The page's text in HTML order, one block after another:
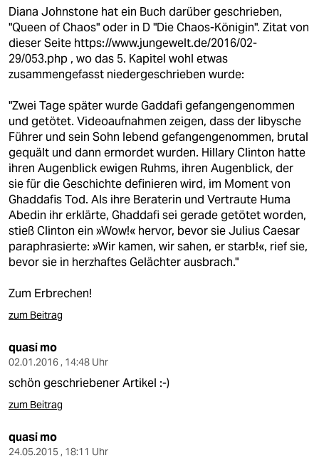
Diana Johnstone hat ein Buch darüber geschrieben,
"Queen of Chaos" oder in D "Die Chaos-Königin". Zitat von
dieser Seite https://www.jungewelt.de/2016/02-
29/053.php , wo das 5. Kapitel wohl etwas
zusammengefasst niedergeschrieben wurde:
"Zwei Tage später wurde Gaddafi gefangengenommen
und getötet. Videoaufnahmen zeigen, dass der libysche
Führer und sein Sohn lebend gefangengenommen, brutal
gequält und dann ermordet wurden. Hillary Clinton hatte
ihren Augenblick ewigen Ruhms, ihren Augenblick, der
sie für die Geschichte definieren wird, im Moment von
Ghaddafis Tod. Als ihre Beraterin und Vertraute Huma
Abedin ihr erklärte, Ghaddafi sei gerade getötet worden,
stieß Clinton ein »Wow!« hervor, bevor sie Julius Caesar
paraphrasierte: »Wir kamen, wir sahen, er starb!«, rief sie,
bevor sie in herzhaftes Gelächter ausbrach."
Zum Erbrechen!
zum Beitrag
quasi mo
02.01.2016 , 14:48 Uhr
schön geschriebener Artikel :-)
zum Beitrag
quasi mo
24.05.2015 , 18:11 Uhr